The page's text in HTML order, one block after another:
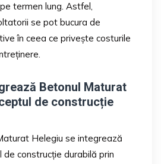
termen lung. Astfel,
se pot bucura de
în ceea ce privește costurile
Betonul Maturat
de construcție
Helegiu se integrează
construcție durabilă prin